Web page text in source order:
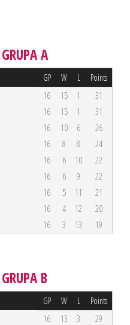
A
GP W L Points
16 15 1
31
16 15 1
31
16 10 6
26
16 8 8
24
16 6 10
22
16 6 9
22
16 5 11
21
16 4 12
20
16 3 13 19
B
GP W L Points
16 13 3
29